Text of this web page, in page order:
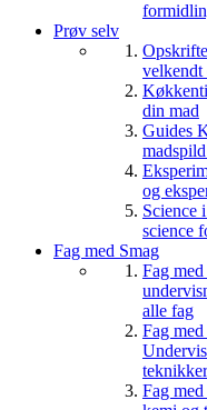
Prøv selv
velkendt
din mad
Guides
og
Science
science
Fag med Smag
Fag
alle fag
Fag
Fag